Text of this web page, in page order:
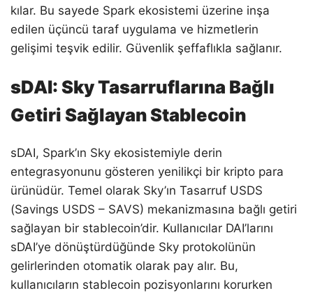
kılar. Bu sayede Spark ekosistemi üzerine inşa
edilen üçüncü taraf uygulama ve hizmetlerin
gelişimi teşvik edilir. Güvenlik şeffaflıkla sağlanır.
sDAI: Sky Tasarruflarına Bağlı
Getiri Sağlayan Stablecoin
sDAI, Spark’ın Sky ekosistemiyle derin
entegrasyonunu gösteren yenilikçi bir kripto para
ürünüdür. Temel olarak Sky’ın Tasarruf USDS
(Savings USDS – SAVS) mekanizmasına bağlı getiri
sağlayan bir stablecoin’dir. Kullanıcılar DAI’larını
sDAI’ye dönüştürdüğünde Sky protokolünün
gelirlerinden otomatik olarak pay alır. Bu,
kullanıcıların stablecoin pozisyonlarını korurken